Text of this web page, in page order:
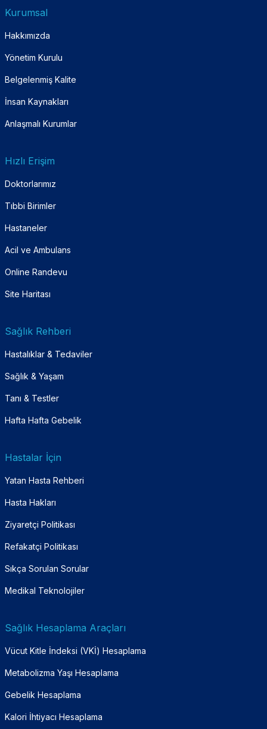
Kurumsal
Hakkımızda
Yönetim Kurulu
Belgelenmiş Kalite
İnsan Kaynakları
Anlaşmalı Kurumlar
Hızlı Erişim
Doktorlarımız
Tıbbi Birimler
Hastaneler
Acil ve Ambulans
Online Randevu
Site Haritası
Sağlık Rehberi
Hastalıklar & Tedaviler
Sağlık & Yaşam
Tanı & Testler
Hafta Hafta Gebelik
Hastalar İçin
Yatan Hasta Rehberi
Hasta Hakları
Ziyaretçi Politikası
Refakatçi Politikası
Sıkça Sorulan Sorular
Medikal Teknolojiler
Sağlık Hesaplama Araçları
Vücut Kitle İndeksi (VKİ) Hesaplama
Metabolizma Yaşı Hesaplama
Gebelik Hesaplama
Kalori İhtiyacı Hesaplama